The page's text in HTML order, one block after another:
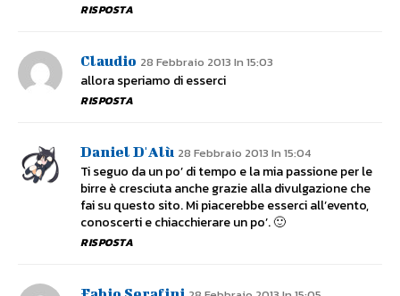
RISPOSTA
Claudio 28 Febbraio 2013 In 15:03
allora speriamo di esserci
RISPOSTA
Daniel D'Alù 28 Febbraio 2013 In 15:04
Ti seguo da un po’ di tempo e la mia passione per le
birre è cresciuta anche grazie alla divulgazione che
fai su questo sito. Mi piacerebbe esserci all’evento,
conoscerti e chiacchierare un po’. 🙂
RISPOSTA